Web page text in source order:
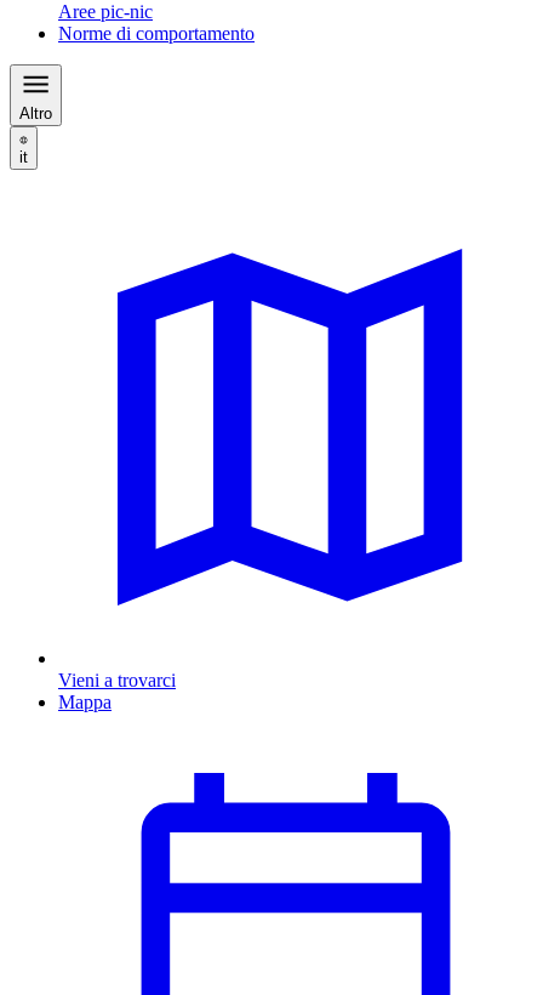
Aree pic-nic
Norme di comportamento
Altro
it
Vieni a trovarci
Mappa